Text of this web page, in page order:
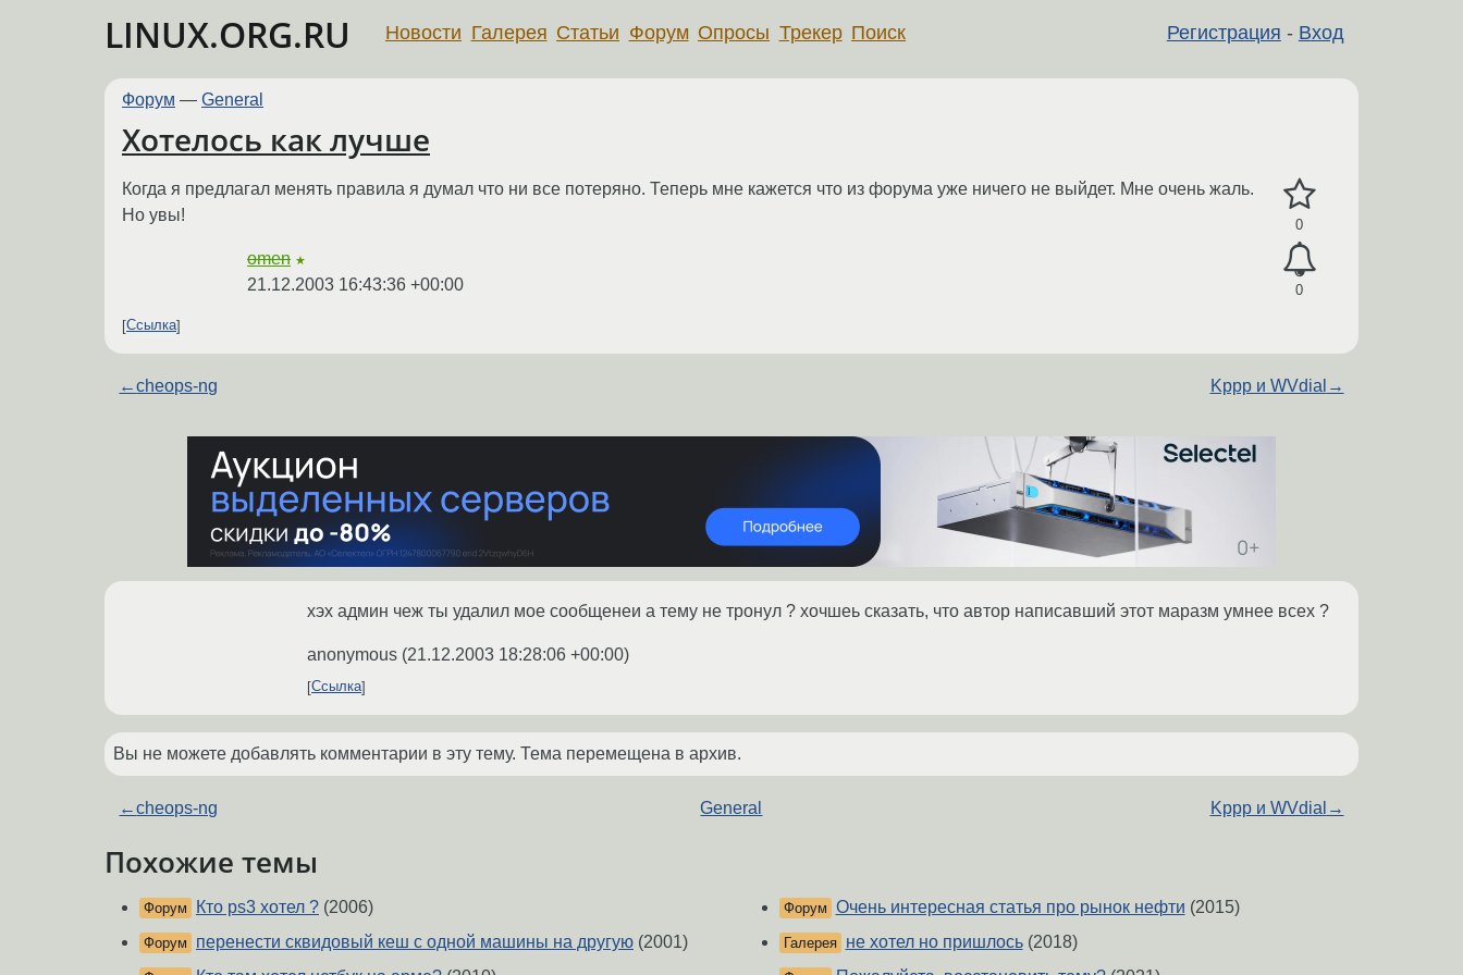
LINUX.ORG.RU Регистрация - Вход
Новости Галерея Статьи Форум Опросы Трекер Поиск
Форум — General
Хотелось как лучше
0
0
Когда я предлагал менять правила я думал что ни все потеряно. Теперь мне кажется что из форума уже ничего не выйдет. Мне очень жаль.
Но увы!
omen ★
21.12.2003 16:43:36 +00:00
Ссылка
←cheops-ng Kppp и WVdial →
хэх админ чеж ты удалил мое сообщенеи а тему не тронул ? хочшеь сказать, что автор написавший этот маразм умнее всех ?
anonymous (21.12.2003 18:28:06 +00:00)
Ссылка
Вы не можете добавлять комментарии в эту тему. Тема перемещена в архив.
←cheops-ng General Kppp и WVdial →
Похожие темы
Форум Кто ps3 хотел ? (2006)
Форум перенести сквидовый кеш с одной машины на другую (2001)
Форум Очень интересная статья про рынок нефти (2015)
Галерея не хотел но пришлось(2018)